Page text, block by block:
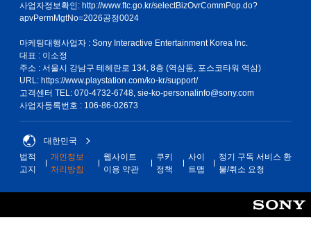
사업자정보확인: http://www.ftc.go.kr/selectBizOvrCommPop.do?
apvPermMgtNo=2026공정0024
마케팅대행사업자 : Sony Interactive Entertainment Korea Inc.
대표 : 이소정
주소 : 서울시 강남구 테헤란로 134, 8층 (역삼동, 포스코타워 역삼)
URL: https://www.playstation.com/ko-kr/support/
고객센터 TEL: 070-4732-6748, sie-ko-personalinfo@sony.com
사업자등록번호 : 106-86-02673
대한민국
법적
고지
개인정보
처리방침
웹사이트
이용 약관
쿠키
정책
사이
트맵
정기 구독 서비스 환
불/취소 요청